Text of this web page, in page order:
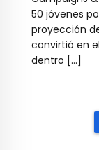
50 jóvenes
proyección
convirtió en
dentro […]